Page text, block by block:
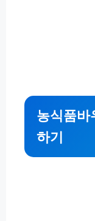
농식품바
하기